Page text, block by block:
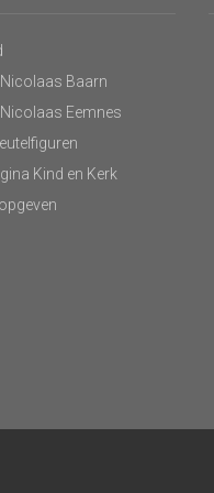
Baarn
Eemnes
Kind en Kerk